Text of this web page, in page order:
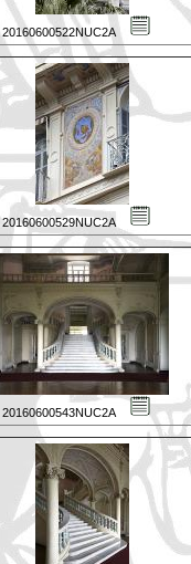
20160600522NUC2A
20160600529NUC2A
20160600543NUC2A